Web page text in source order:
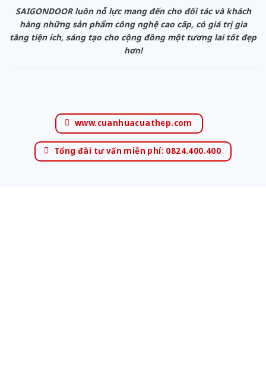
SAIGONDOOR luôn nỗ lực mang đến cho đối tác và khách
hàng những sản phẩm công nghệ cao cấp, có giá trị gia
tăng tiện ích, sáng tạo cho cộng đồng một tương lai tốt đẹp
hơn!
www.cuanhuacuathep.com
Tổng đài tư vấn miễn phí: 0824.400.400